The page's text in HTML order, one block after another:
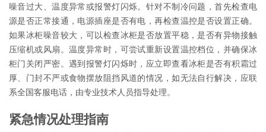
噪音过大、温度异常或报警灯闪烁。针对不制冷问题，首先检查电
源是否正常接通，电源插座是否有电，再检查温控是否设置正确。
如果冰柜噪音较大，可以检查冰柜是否放置平稳，是否有异物接触
压缩机或风扇。温度异常时，可尝试重新设置温控档位，并确保冰
柜门关闭严密。遇到报警灯闪烁时，应立即查看冰柜是否有积霜过
厚、门封不严或食物摆放阻挡风道的情况，如无法自行解决，应联
系全国客服电话，由专业技术人员指导处理。
紧急情况处理指南